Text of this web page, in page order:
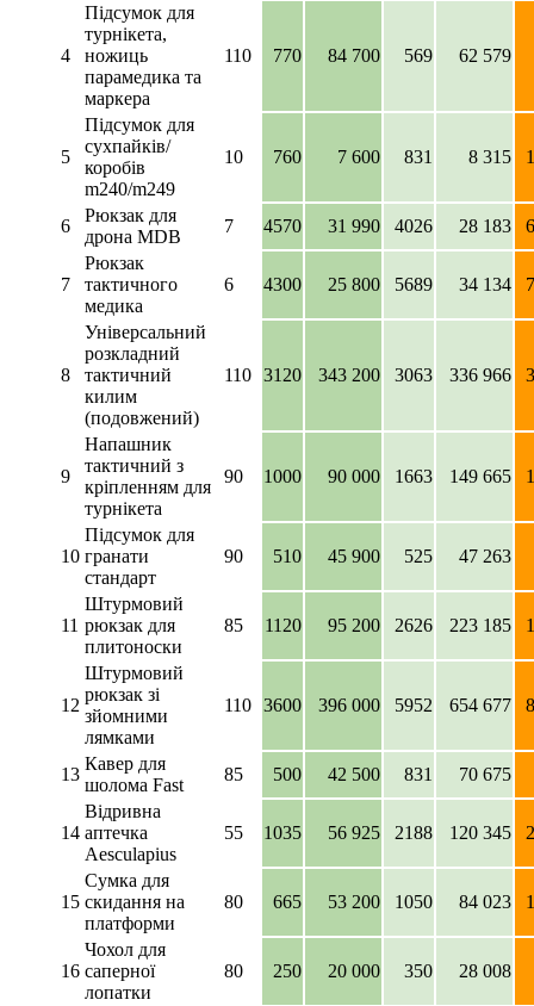
4
Підсумок для
турнікета,
ножиць
парамедика та
маркера
110 770 84 700 569 62 579
5
Підсумок для
сухпайків/
коробів
m240/m249
10 760 7 600 831 8 315
6
Рюкзак для
дрона MDB
7 4570 31 990 4026 28 183
7
Рюкзак
тактичного
медика
6 4300 25 800 5689 34 134
8
Універсальний
розкладний
тактичний
килим
(подовжений)
110 3120 343 200 3063 336 966
9
Напашник
тактичний з
кріпленням для
турнікета
90 1000 90 000 1663 149 665
10
Підсумок для
гранати
стандарт
90 510 45 900 525 47 263
11
Штурмовий
рюкзак для
плитоноски
85 1120 95 200 2626 223 185
12
Штурмовий
рюкзак зі
зйомними
лямками
110 3600 396 000 5952 654 677
13
Кавер для
шолома Fast
85 500 42 500 831 70 675
14
Відривна
аптечка
Aesculapius
55 1035 56 925 2188 120 345
15
Сумка для
скидання на
платформи
80 665 53 200 1050 84 023
16
Чохол для
саперної
лопатки
80 250 20 000 350 28 008